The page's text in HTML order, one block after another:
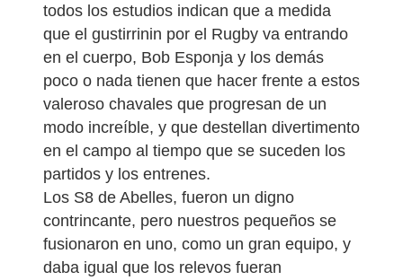
todos los estudios indican que a medida
que el gustirrinin por el Rugby va entrando
en el cuerpo, Bob Esponja y los demás
poco o nada tienen que hacer frente a estos
valeroso chavales que progresan de un
modo increíble, y que destellan divertimento
en el campo al tiempo que se suceden los
partidos y los entrenes.
Los S8 de Abelles, fueron un digno
contrincante, pero nuestros pequeños se
fusionaron en uno, como un gran equipo, y
daba igual que los relevos fueran